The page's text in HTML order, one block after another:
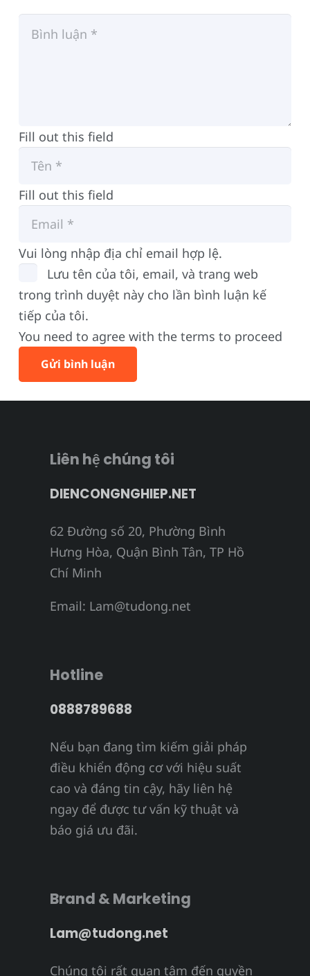
Fill out this field
Fill out this field
Vui lòng nhập địa chỉ email hợp lệ.
Lưu tên của tôi, email, và trang web
trong trình duyệt này cho lần bình luận kế
tiếp của tôi.
You need to agree with the terms to proceed
Gửi bình luận
Liên hệ chúng tôi
DIENCONGNGHIEP.NET
62 Đường số 20, Phường Bình
Hưng Hòa, Quận Bình Tân, TP Hồ
Chí Minh
Email: Lam@tudong.net
Hotline
0888789688
Nếu bạn đang tìm kiếm giải pháp
điều khiển động cơ với hiệu suất
cao và đáng tin cậy, hãy liên hệ
ngay để được tư vấn kỹ thuật và
báo giá ưu đãi.
Brand & Marketing
Lam@tudong.net
Chúng tôi rất quan tâm đến quyền